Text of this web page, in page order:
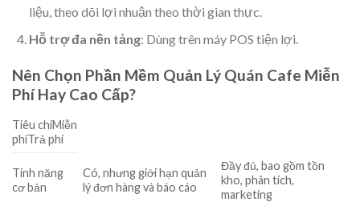
liệu, theo dõi lợi nhuận theo thời gian thực.
Hỗ trợ đa nền tảng: Dùng trên máy POS tiện lợi.
Nên Chọn Phần Mềm Quản Lý Quán Cafe Miễn
Phí Hay Cao Cấp?
Tiêu chíMiễn
phíTrả phí
Tính năng
cơ bản
Có, nhưng giới hạn quản
lý đơn hàng và báo cáo
Đầy đủ, bao gồm tồn
kho, phân tích,
marketing